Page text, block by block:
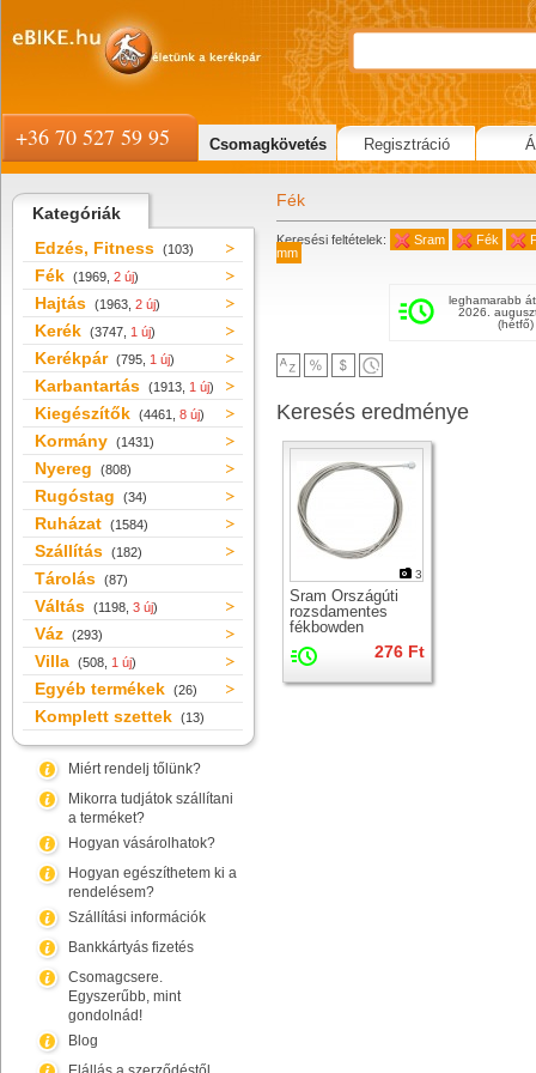
Kategóriák
Edzés, Fitness (103)
Fék (1969, 2 új)
Hajtás (1963, 2 új)
Kerék (3747, 1 új)
Kerékpár (795, 1 új)
Karbantartás (1913, 1 új)
Kiegészítők (4461, 8 új)
Kormány (1431)
Nyereg (808)
Rugóstag (34)
Ruházat (1584)
Szállítás (182)
Tárolás (87)
Váltás (1198, 3 új)
Váz (293)
Villa (508, 1 új)
Egyéb termékek (26)
Komplett szettek (13)
Miért rendelj tőlünk?
Mikorra tudjátok szállítani
a terméket?
Hogyan vásárolhatok?
Hogyan egészíthetem ki a
rendelésem?
Szállítási információk
Bankkártyás fizetés
Csomagcsere.
Egyszerűbb, mint
gondolnád!
Blog
Fék
Keresési feltételek: Sram Fék
mm
leghamarabb
2026.
(hétfő)
Keresés eredménye
3
Sram Országúti
rozsdamentes
fékbowden
276 Ft
+36 70 527 59 95 Csomagkövetés Regisztráció